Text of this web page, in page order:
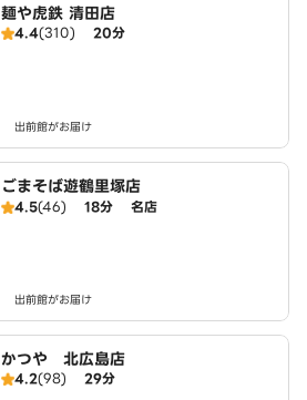
麺や虎鉄 清田店
4.4(310) 20分
出前館がお届け
ごまそば遊鶴里塚店
4.5(46) 18分 名店
出前館がお届け
かつや 北広島店
4.2(98) 29分